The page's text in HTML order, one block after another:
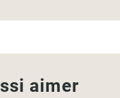
aimer